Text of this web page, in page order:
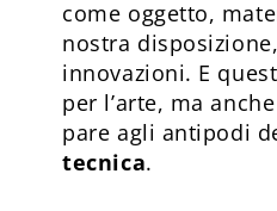
come oggetto,
nostra
innovazioni. E
per l’arte, ma
pare agli antipodi
tecnica.